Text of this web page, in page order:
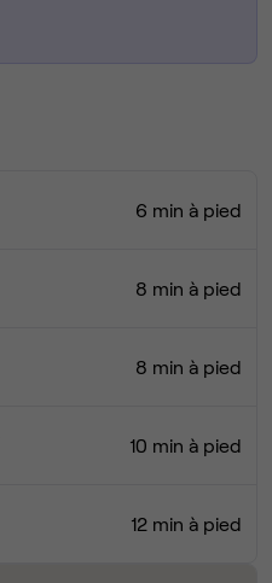
6 min à pied
8 min à pied
8 min à pied
10 min à pied
12 min à pied